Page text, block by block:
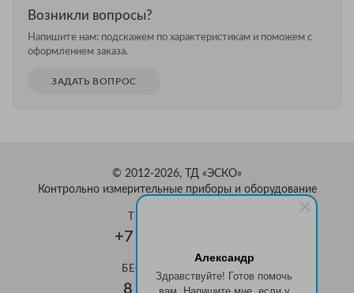
Александр
Здравствуйте! Готов помочь
Возникли вопросы?
Напишите нам: подскажем по характеристикам и поможем с
оформлением заказа.
ЗАДАТЬ ВОПРОС
© 2012-2026, ТД «ЭСКО»
Контрольно измерительные приборы и оборудование
+7 (495) 159-08-81
БЕСПЛАТНЫЙ ЗВОНОК
8 800 350-70-37